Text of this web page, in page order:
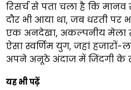
रिसर्च से पता चला है कि
दौर भी आया था, जब धरती पर
एक अनदेखा, अकल्पनीय मेला
ऐसा स्वर्णिम युग, जहां
अपने अनूठे अंदाज में जिंदगी के
यह भी पढ़ें